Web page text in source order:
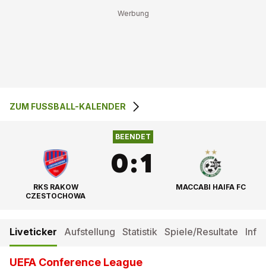
RKS RAKOW
0 :1
ZUM FUSSBALL-KALENDER
RKS RAKOW
CZESTOCHOWA
BEENDET
0:1
MACCABI HAIFA FC
Liveticker Aufstellung Statistik Spiele/Resultate
UEFA Conference League